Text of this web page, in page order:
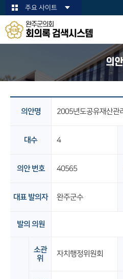
본문바로가기주요 사이트
완주군의회
회의록 검색시스템
의안
의안명 2005년도공유재산관
대수 4
의안 번호 40565
대표 발의자 완주군수
발의 의원
소관
위
자치행정위원회